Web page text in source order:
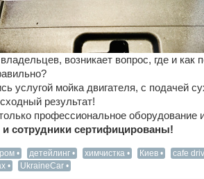
возникает вопрос, где и как
услугой мойка двигателя, с подачей
результат!
профессиональное оборудование
сотрудники сертифицированы!
детейлинг химчистка Киев
cafe
UkraineCar